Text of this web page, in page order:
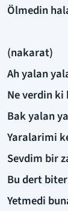
Ölmedin
(nakarat)
Ah yalan
Ne verdin
Bak yalan
Yaralarimi
Sevdim bir
Bu dert
Yetmedi